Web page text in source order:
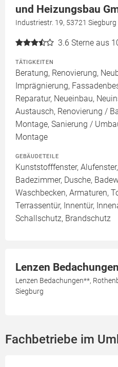
und Heizungsbau
Industriestr. 19, 53721 Siegburg
3.6 Sterne aus
TÄTIGKEITEN
Beratung, Renovierung,
Imprägnierung,
Reparatur, Neueinbau,
Austausch, Renovierung /
Montage, Sanierung /
Montage
GEBÄUDETEILE
Kunststofffenster,
Badezimmer, Dusche,
Waschbecken, Armaturen,
Terrassentür, Innentür,
Schallschutz, Brandschutz
Lenzen Bedachungen
Lenzen Bedachungen**,
Siegburg
Fachbetriebe im